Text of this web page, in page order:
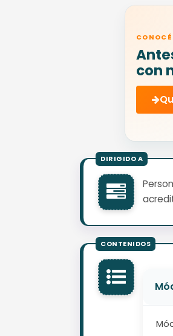
con